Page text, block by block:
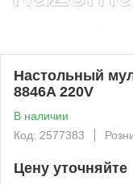
Настольный
8846A 220V
В наличии
Код: 2577383
Цену уточняйте